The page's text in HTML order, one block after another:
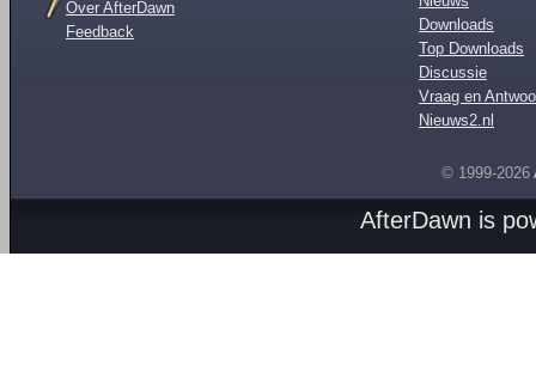
Over AfterDawn
Feedback
Downloads
Top Downloads
Discussie
Vraag en
Nieuws2.nl
© 1999-2026
AfterDawn is